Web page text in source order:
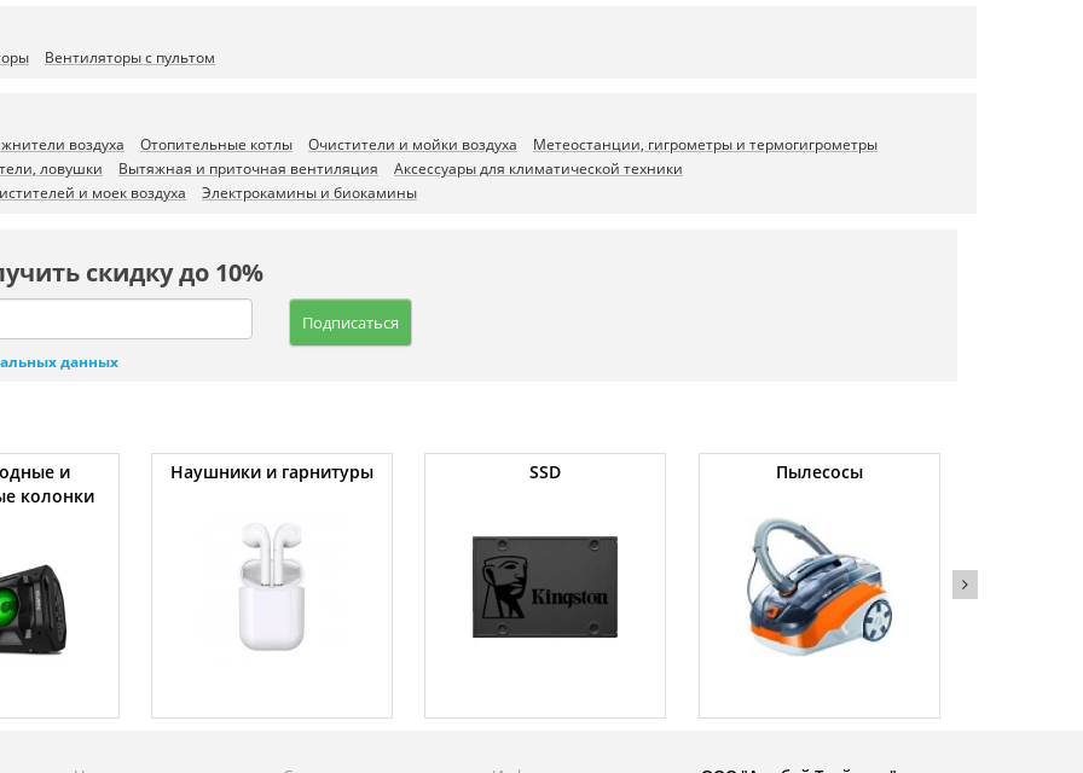
Вентиляторы с пультом
воздуха Отопительные котлы Очистители и мойки воздуха
Метеостанции, гигрометры и термогигрометры
ловушки Вытяжная и приточная вентиляция
Аксессуары для климатической техники
и моек воздуха Электрокамины и биокамины
скидку до 10%
Подписаться
данных
и
колонки
Наушники и гарнитуры SSD Пылесосы